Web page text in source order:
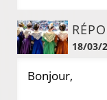
18/03/
Bonjour,